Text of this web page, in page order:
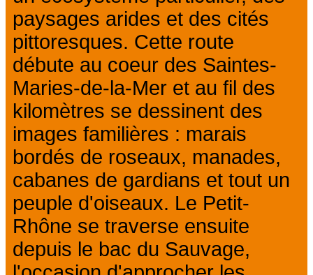
paysages arides et des cités
pittoresques. Cette route
débute au coeur des Saintes-
Maries-de-la-Mer et au fil des
kilomètres se dessinent des
images familières : marais
bordés de roseaux, manades,
cabanes de gardians et tout un
peuple d'oiseaux. Le Petit-
Rhône se traverse ensuite
depuis le bac du Sauvage,